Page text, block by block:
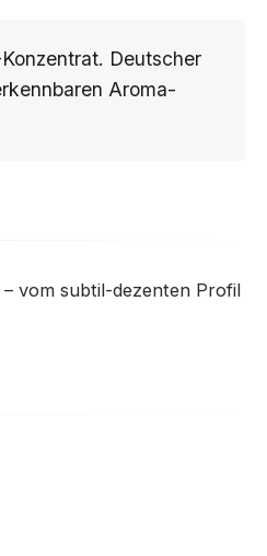
Deutscher
Aroma-
vom subtil-dezenten Profil